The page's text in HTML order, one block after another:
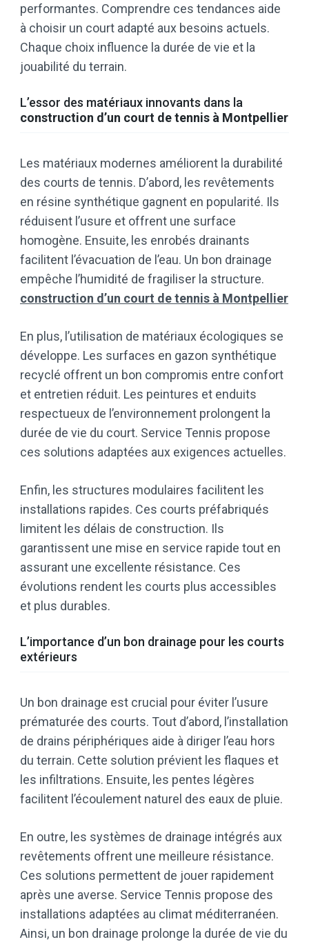
performantes. Comprendre ces tendances aide
à choisir un court adapté aux besoins actuels.
Chaque choix influence la durée de vie et la
jouabilité du terrain.
L’essor des matériaux innovants dans la
construction d’un court de tennis à Montpellier
Les matériaux modernes améliorent la durabilité
des courts de tennis. D’abord, les revêtements
en résine synthétique gagnent en popularité. Ils
réduisent l’usure et offrent une surface
homogène. Ensuite, les enrobés drainants
facilitent l’évacuation de l’eau. Un bon drainage
empêche l’humidité de fragiliser la structure.
construction d’un court de tennis à Montpellier
En plus, l’utilisation de matériaux écologiques se
développe. Les surfaces en gazon synthétique
recyclé offrent un bon compromis entre confort
et entretien réduit. Les peintures et enduits
respectueux de l’environnement prolongent la
durée de vie du court. Service Tennis propose
ces solutions adaptées aux exigences actuelles.
Enfin, les structures modulaires facilitent les
installations rapides. Ces courts préfabriqués
limitent les délais de construction. Ils
garantissent une mise en service rapide tout en
assurant une excellente résistance. Ces
évolutions rendent les courts plus accessibles
et plus durables.
L’importance d’un bon drainage pour les courts
extérieurs
Un bon drainage est crucial pour éviter l’usure
prématurée des courts. Tout d’abord, l’installation
de drains périphériques aide à diriger l’eau hors
du terrain. Cette solution prévient les flaques et
les infiltrations. Ensuite, les pentes légères
facilitent l’écoulement naturel des eaux de pluie.
En outre, les systèmes de drainage intégrés aux
revêtements offrent une meilleure résistance.
Ces solutions permettent de jouer rapidement
après une averse. Service Tennis propose des
installations adaptées au climat méditerranéen.
Ainsi, un bon drainage prolonge la durée de vie du